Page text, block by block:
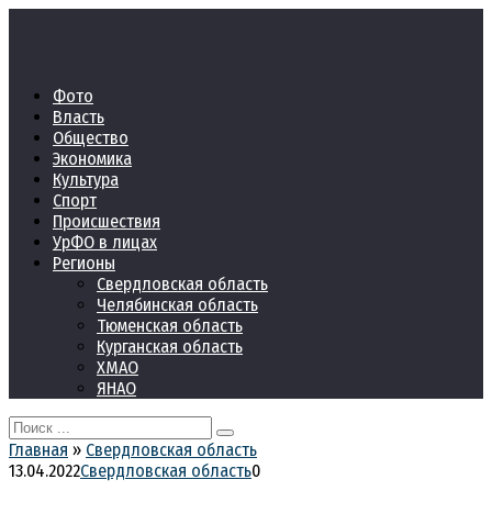
Фото
Власть
Общество
Экономика
Культура
Спорт
Происшествия
УрФО в лицах
Регионы
Свердловская область
Челябинская область
Тюменская область
Курганская область
ХМАО
ЯНАО
Search
for:
Главная » Свердловская область
13.04.2022Свердловская область0